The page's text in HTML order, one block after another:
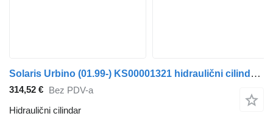
Solaris Urbino (01.99-) KS00001321 hidraulični cilindar za Solaris Urbino, Alpino, Vacanza (1999-) autobusa
314,52 € Bez PDV-a
Hidraulični cilindar